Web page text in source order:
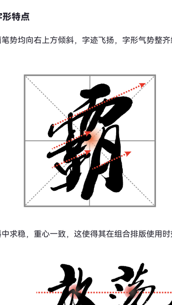
特点
势均向右上方倾斜，字迹飞扬，字形气势整
求稳，重心一致，这使得其在组合排版使用时